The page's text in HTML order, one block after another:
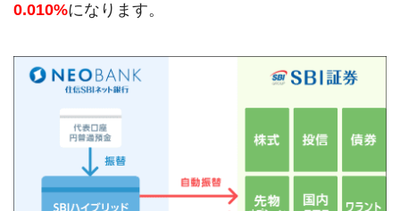
0.010%になります。